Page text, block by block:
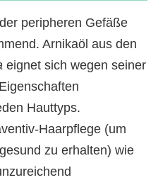
peripheren Gefäße
Arnikaöl aus den
eignet sich wegen seiner
Hauttyps.
Haarpflege (um
zu erhalten) wie